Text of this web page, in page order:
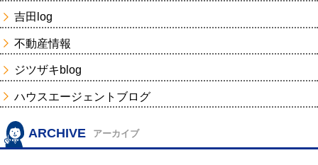
吉田log
不動産情報
ジツザキblog
ハウスエージェントブログ
ARCHIVE アーカイブ